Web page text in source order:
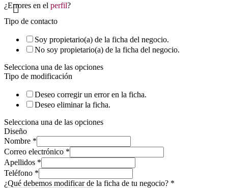
¿Errores en el perfil?
Tipo de contacto
Soy propietario(a) de la ficha del negocio.
No soy propietario(a) de la ficha del negocio.
Selecciona una de las opciones
Tipo de modificación
Deseo corregir un error en la ficha.
Deseo eliminar la ficha.
Selecciona una de las opciones
Diseño
Nombre *
Correo electrónico *
Apellidos *
Teléfono *
¿Qué debemos modificar de la ficha de tu negocio? *